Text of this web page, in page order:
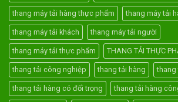
thang máy tải hàng thực phẩm thang máy tải
thang máy tải khách thang máy tải người
thang máy tải thực phẩm THANG TẢI THỰC
thang tải công nghiệp thang tải hàng thang
thang tải hàng có đối trọng thang tải hàng